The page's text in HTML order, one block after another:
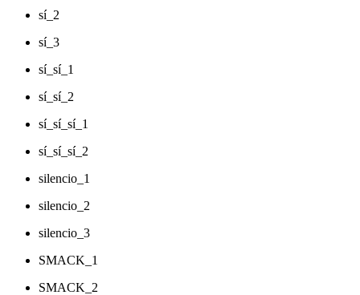
sí_2
sí_3
sí_sí_1
sí_sí_2
sí_sí_sí_1
sí_sí_sí_2
silencio_1
silencio_2
silencio_3
SMACK_1
SMACK_2